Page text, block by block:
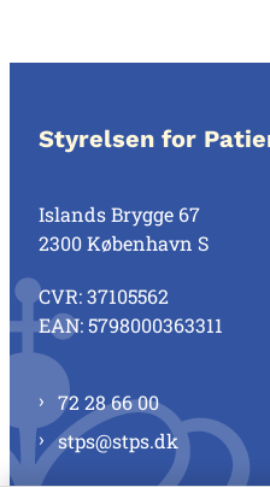
Styrelsen for
Islands Brygge 67
2300 København S
CVR: 37105562
EAN: 5798000363311
72 28 66 00
stps@stps.dk